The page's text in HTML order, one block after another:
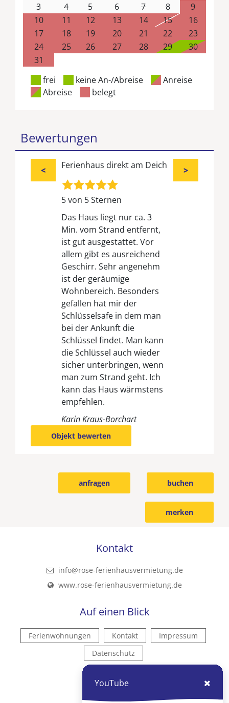
3
4 5 6 7 8
9
10
11 12 13 14 15
16
17
18 19 20 21 22
23
24
25 26 27 28 29
30
31
frei
keine An-/Abreise
Anreise
Abreise
belegt
Bewertungen
< Ferienhaus direkt am Deich
5 von 5 Sternen
Das Haus liegt nur ca. 3
Min. vom Strand entfernt,
ist gut ausgestattet. Vor
allem gibt es ausreichend
Geschirr. Sehr angenehm
ist der geräumige
Wohnbereich. Besonders
gefallen hat mir der
Schlüsselsafe in dem man
bei der Ankunft die
Schlüssel findet. Man kann
die Schlüssel auch wieder
sicher unterbringen, wenn
man zum Strand geht. Ich
kann das Haus wärmstens
empfehlen.
Karin Kraus-Borchart
>
Objekt bewerten
buchen
anfragen
merken
Kontakt
info@rose-ferienhausvermietung.de
www.rose-ferienhausvermietung.de
Auf einen Blick
Ferienwohnungen Kontakt
Impressum
Datenschutz
Kontakt
YouTube